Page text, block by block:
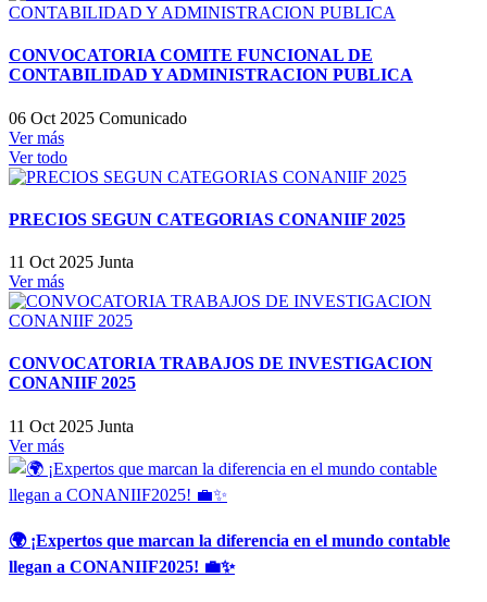
CONVOCATORIA COMITE FUNCIONAL DE
CONTABILIDAD Y ADMINISTRACION PUBLICA
06 Oct 2025 Comunicado
Ver más
Ver todo
PRECIOS SEGUN CATEGORIAS CONANIIF 2025
11 Oct 2025 Junta
Ver más
CONVOCATORIA TRABAJOS DE INVESTIGACION
CONANIIF 2025
11 Oct 2025 Junta
Ver más
🌍 ¡Expertos que marcan la diferencia en el mundo contable
llegan a CONANIIF2025! 💼✨